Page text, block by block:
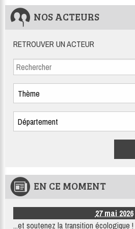
NOS ACTEURS
RETROUVER UN ACTEUR
EN CE MOMENT
27 mai 2026
...et soutenez la transition écologique !